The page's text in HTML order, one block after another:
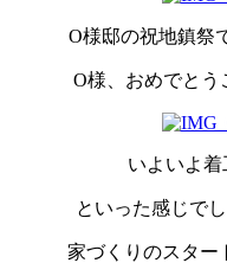
O様邸の祝地鎮祭
O様、おめでとう
いよいよ着
といった感じで
家づくりのスター